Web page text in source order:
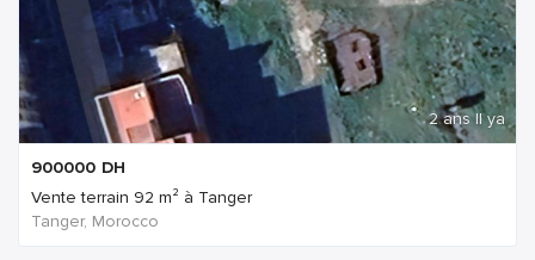
2 ans Il ya
900000 DH
Vente terrain 92 m² à Tanger
Tanger, Morocco